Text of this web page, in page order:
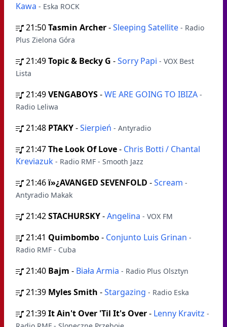
Kawa - Eska ROCK
21:50Tasmin Archer-Sleeping Satellite - Radio
Plus Zielona Góra
21:49Topic & Becky G -Sorry Papi - VOX Best
Lista
21:49VENGABOYS-WE ARE GOING TO IBIZA -
Radio Leliwa
21:48 PTAKY-Sierpień - Antyradio
21:47The Look Of Love- Chris Botti / Chantal
Kreviazuk - Radio RMF - Smooth Jazz
21:46ï»¿AVANGED SEVENFOLD -Scream -
Antyradio Makak
21:42STACHURSKY-Angelina - VOX FM
21:41 Quimbombo- Conjunto Luis Grinan -
Radio RMF - Cuba
21:40 Bajm - Biała Armia - Radio Plus Olsztyn
21:39 Myles Smith -Stargazing - Radio Eska
21:39It Ain't Over 'Til It's Over- Lenny Kravitz -